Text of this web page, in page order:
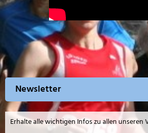
Newsletter
Erhalte alle wichtigen Infos zu allen unseren